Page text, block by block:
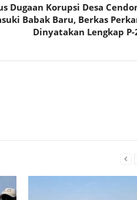
Dugaan Korupsi Desa
Babak Baru, Berkas
Dinyatakan Lengkap P-